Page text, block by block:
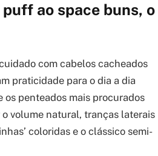
ao space buns, o
com cabelos cacheados
praticidade para o dia a dia
os penteados mais procurados
o volume natural, tranças laterais
coloridas e o clássico semi-